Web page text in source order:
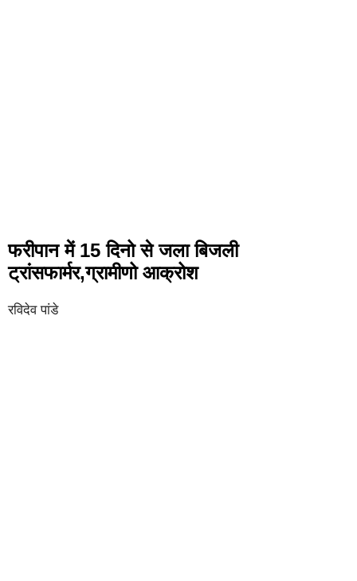
फरीपान में 15 दिनो से जला बिजली
ट्रांसफार्मर,ग्रामीणो आक्रोश
रविदेव पांडे